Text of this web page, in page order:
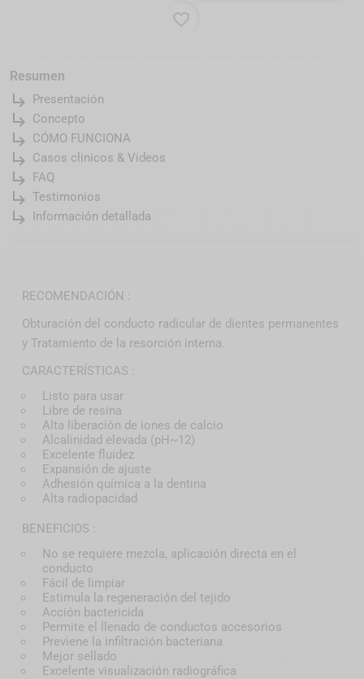
favorite_border
Resumen
subdirectory_arrow_right Presentación
subdirectory_arrow_right Concepto
subdirectory_arrow_right CÓMO FUNCIONA
subdirectory_arrow_right Casos clinicos & Videos
subdirectory_arrow_right FAQ
subdirectory_arrow_right Testimonios
subdirectory_arrow_right Información detallada
RECOMENDACIÓN :
Obturación del conducto radicular de dientes permanentes
y Tratamiento de la resorción interna.
CARACTERÍSTICAS :
Listo para usar
Libre de resina
Alta liberación de iones de calcio
Alcalinidad elevada (pH~12)
Excelente fluidez
Expansión de ajuste
Adhesión química a la dentina
Alta radiopacidad
BENEFICIOS :
No se requiere mezcla, aplicación directa en el
conducto
Fácil de limpiar
Estimula la regeneración del tejido
Acción bactericida
Permite el llenado de conductos accesorios
Previene la infiltración bacteriana
Mejor sellado
Excelente visualización radiográfica